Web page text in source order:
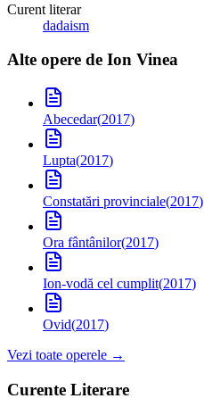
Curent literar
dadaism
Alte opere de Ion Vinea
Abecedar(2017)
Lupta(2017)
Constatări provinciale(2017)
Ora fântânilor(2017)
Ion-vodă cel cumplit(2017)
Ovid(2017)
Vezi toate operele →
Curente Literare